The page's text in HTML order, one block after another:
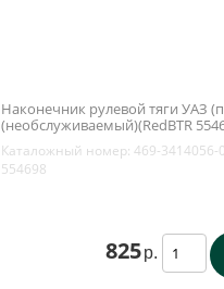
Наконечник рулевой тяги УАЗ
(необслуживаемый)(RedBTR
Каталожный номер: 469-3414056-
554698
825 р.